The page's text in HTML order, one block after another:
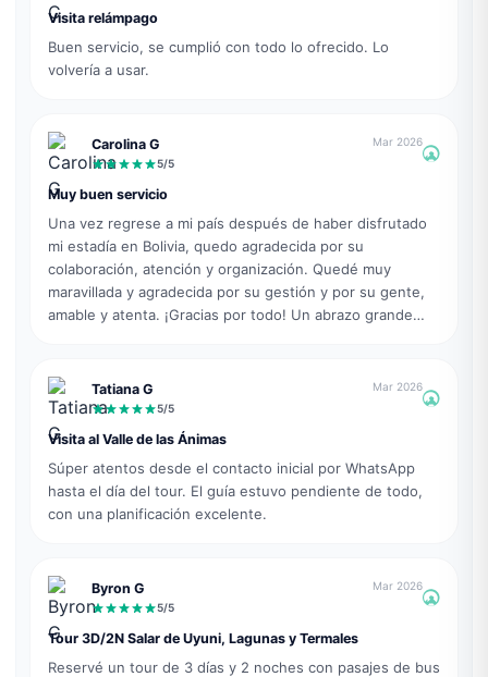
Visita relámpago
Buen servicio, se cumplió con todo lo ofrecido. Lo
volvería a usar.
Carolina G
Mar 2026
5/5
Muy buen servicio
Una vez regrese a mi país después de haber disfrutado
mi estadía en Bolivia, quedo agradecida por su
colaboración, atención y organización. Quedé muy
maravillada y agradecida por su gestión y por su gente,
amable y atenta. ¡Gracias por todo! Un abrazo grande
Tatiana G
Mar 2026
5/5
Visita al Valle de las Ánimas
Súper atentos desde el contacto inicial por WhatsApp
hasta el día del tour. El guía estuvo pendiente de todo,
con una planificación excelente.
Byron G
Mar 2026
5/5
Tour 3D/2N Salar de Uyuni, Lagunas y Termales
Reservé un tour de 3 días y 2 noches con pasajes de bus